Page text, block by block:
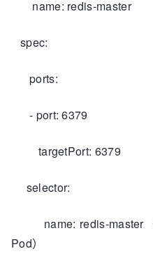
name: redis-master
spec:
ports:
- port: 6379
targetPort: 6379
selector:
name: redis-master （
Pod）